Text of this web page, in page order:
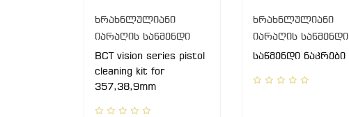
ხრახნლულიანი
იარაღის საწმენდი
BCT vision series pistol
cleaning kit for
357,38,9mm
ხრახნლულიანი
იარაღის საწმენდი
საწმენდი ნაკრები